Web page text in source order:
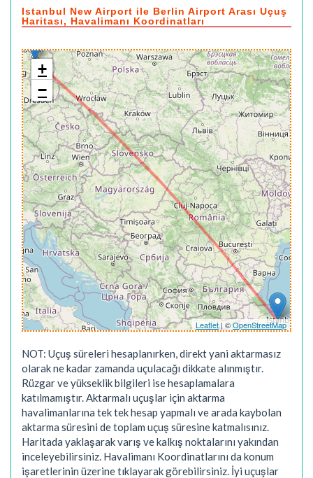
Istanbul New Airport ile Berlin Airport Arası Uçuş
Haritası, Havalimanı Koordinatları
+
−
Leaflet | ©OpenStreetMap
NOT: Uçuş süreleri hesaplanırken, direkt yani aktarmasız
olarak ne kadar zamanda uçulacağı dikkate alınmıştır.
Rüzgar ve yükseklik bilgileri ise hesaplamalara
katılmamıştır. Aktarmalı uçuşlar için aktarma
havalimanlarına tek tek hesap yapmalı ve arada kaybolan
aktarma süresini de toplam uçuş süresine katmalısınız.
Haritada yaklaşarak varış ve kalkış noktalarını yakından
inceleyebilirsiniz. Havalimanı Koordinatlarını da konum
işaretlerinin üzerine tıklayarak görebilirsiniz. İyi uçuşlar